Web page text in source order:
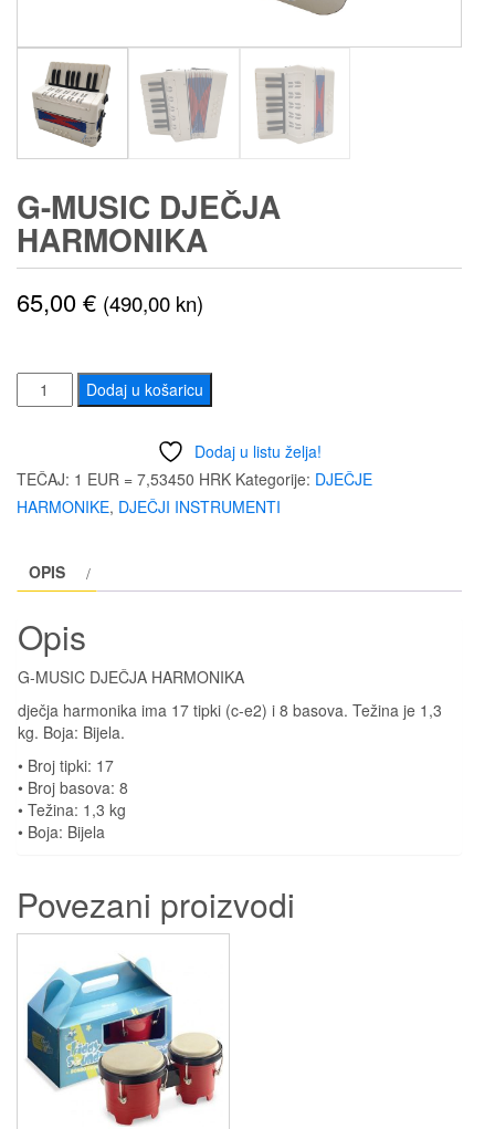
G-MUSIC DJEČJA
HARMONIKA
65,00€ (490,00 kn)
MUSIC
HARMONIKA
količina
Dodaj u košaricu
Dodaj u listu želja!
TEČAJ: 1 EUR = 7,53450 HRK Kategorije: DJEČJE
HARMONIKE, DJEČJI INSTRUMENTI
OPIS
Opis
G-MUSIC DJEČJA HARMONIKA
dječja harmonika ima 17 tipki (c-e2) i 8 basova. Težina je 1,3
kg. Boja: Bijela.
• Broj tipki: 17
• Broj basova: 8
• Težina: 1,3 kg
• Boja: Bijela
Povezani proizvodi